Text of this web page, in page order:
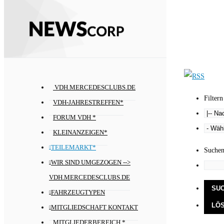
VDH.MERCEDESCLUBS.DE
VDH-JAHRESTREFFEN*
FORUM VDH *
KLEINANZEIGEN*
TEILEMARKT*
WIR SIND UMGEZOGEN -->
VDH.MERCEDESCLUBS.DE
FAHRZEUGTYPEN
MITGLIEDSCHAFT KONTAKT
MITGLIEDERBEREICH *
Filtern
Suchen